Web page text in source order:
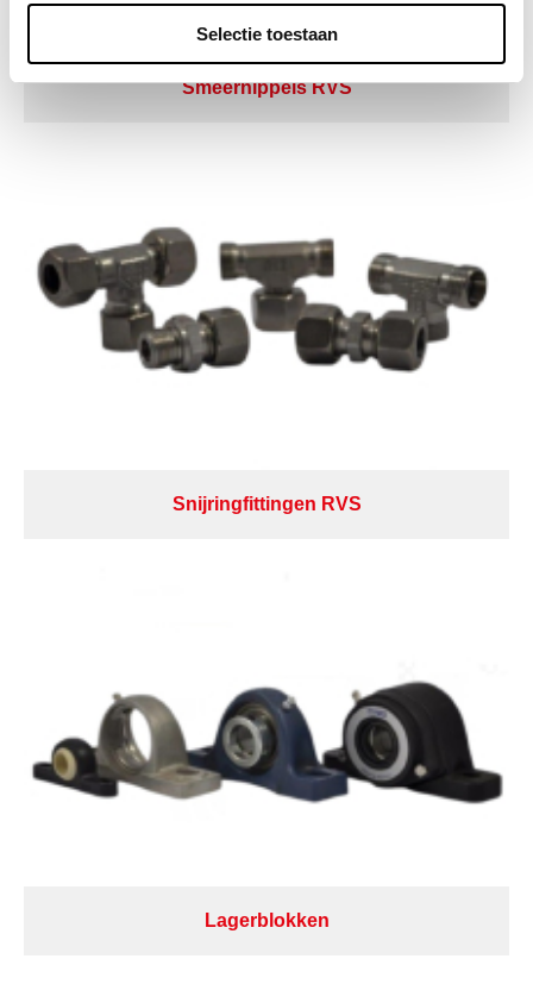
Selectie toestaan
Smeernippels RVS
Snijringfittingen RVS
Lagerblokken